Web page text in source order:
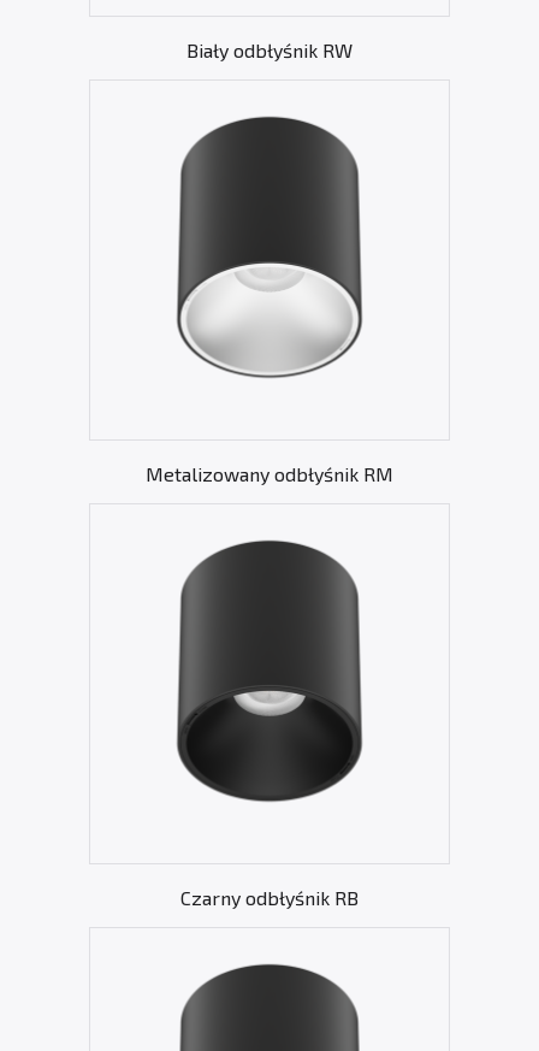
Biały odbłyśnik RW
Metalizowany odbłyśnik RM
Czarny odbłyśnik RB